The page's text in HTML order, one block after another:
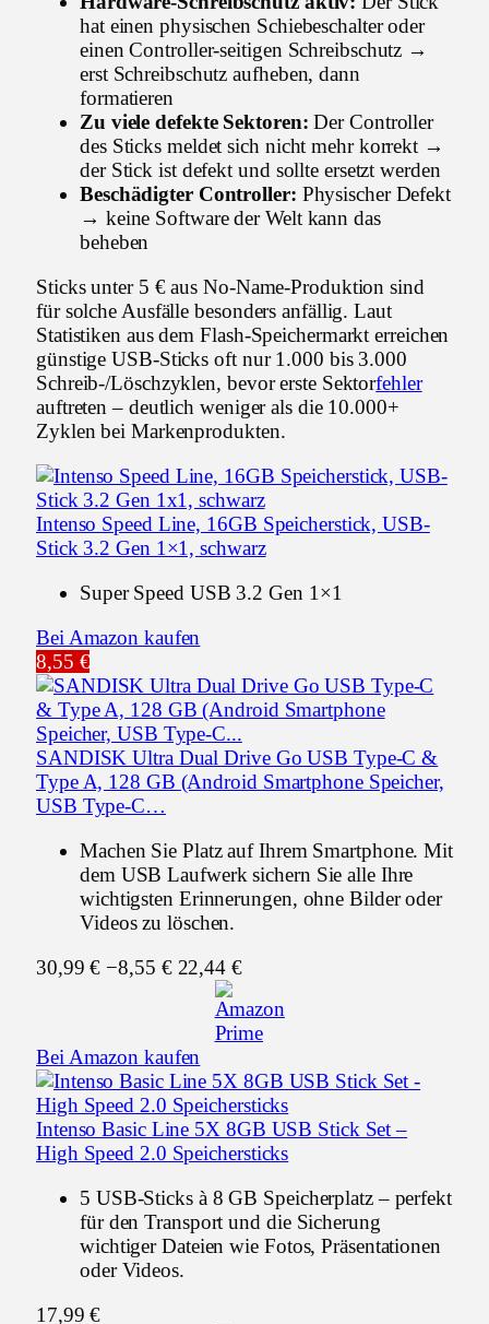
hat einen physischen Schiebeschalter oder
einen Controller-seitigen Schreibschutz →
erst Schreibschutz aufheben, dann
formatieren
Zu viele defekte Sektoren: Der Controller
des Sticks meldet sich nicht mehr korrekt →
der Stick ist defekt und sollte ersetzt werden
Beschädigter Controller: Physischer Defekt
→ keine Software der Welt kann das
beheben
Sticks unter 5 € aus No-Name-Produktion sind
für solche Ausfälle besonders anfällig. Laut
Statistiken aus dem Flash-Speichermarkt erreichen
günstige USB-Sticks oft nur 1.000 bis 3.000
Schreib-/Löschzyklen, bevor erste Sektorfehler
auftreten – deutlich weniger als die 10.000+
Zyklen bei Markenprodukten.
Intenso Speed Line, 16GB Speicherstick, USB-
Stick 3.2 Gen 1×1, schwarz
Super Speed USB 3.2 Gen 1×1
Bei Amazon kaufen
8,55 €
SANDISK Ultra Dual Drive Go USB Type-C &
Type A, 128 GB (Android Smartphone Speicher,
USB Type-C…
Machen Sie Platz auf Ihrem Smartphone. Mit
dem USB Laufwerk sichern Sie alle Ihre
wichtigsten Erinnerungen, ohne Bilder oder
Videos zu löschen.
30,99 € −8,55 € 22,44 €
Bei Amazon kaufen
Intenso Basic Line 5X 8GB USB Stick Set –
High Speed 2.0 Speichersticks
5 USB-Sticks à 8 GB Speicherplatz – perfekt
für den Transport und die Sicherung
wichtiger Dateien wie Fotos, Präsentationen
oder Videos.
17,99 €